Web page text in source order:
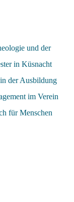
und der
in Küsnacht
der Ausbildung
im Verein
für Menschen